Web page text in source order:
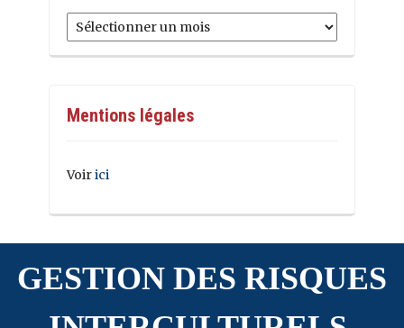
Archives
Mentions légales
Voirici
GESTION DES RISQUES